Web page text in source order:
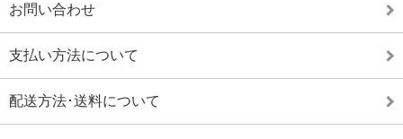
お問い合わせ
支払い方法について
配送方法･送料について